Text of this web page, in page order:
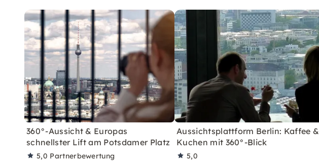
360°-Aussicht & Europas
schnellster Lift am Potsdamer Platz
5,0 Partnerbewertung
Aussichtsplattform Berlin: Kaffee &
Kuchen mit 360°-Blick
5,0